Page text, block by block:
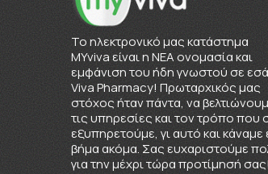
To ηλεκτρονικό μας κατάστημα
MYviva είναι η ΝΕΑ ονομασία και
εμφάνιση του ήδη γνωστού σε
Viva Pharmacy! Πρωταρχικός μας
στόχος ήταν πάντα, να
τις υπηρεσίες και τον τρόπο που
εξυπηρετούμε, γι αυτό και κάναμε
βήμα ακόμα. Σας ευχαριστούμε
για την μέχρι τώρα προτίμησή σας!